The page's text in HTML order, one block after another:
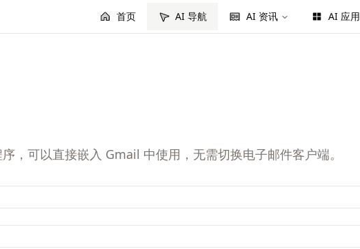
首页 AI 导航 AI 资讯 AI 应用
，可以直接嵌入 Gmail 中使用，无需切换电子邮件客户端。